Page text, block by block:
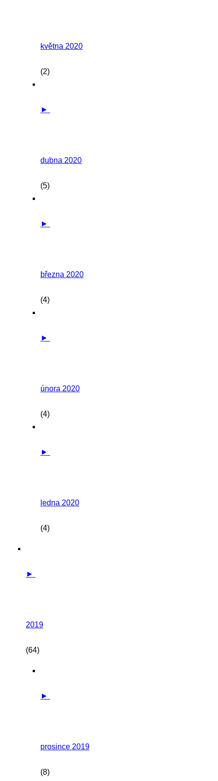
května 2020
(2)
►
dubna 2020
(5)
►
března 2020
(4)
►
února 2020
(4)
►
ledna 2020
(4)
►
2019
(64)
►
prosince 2019
(8)